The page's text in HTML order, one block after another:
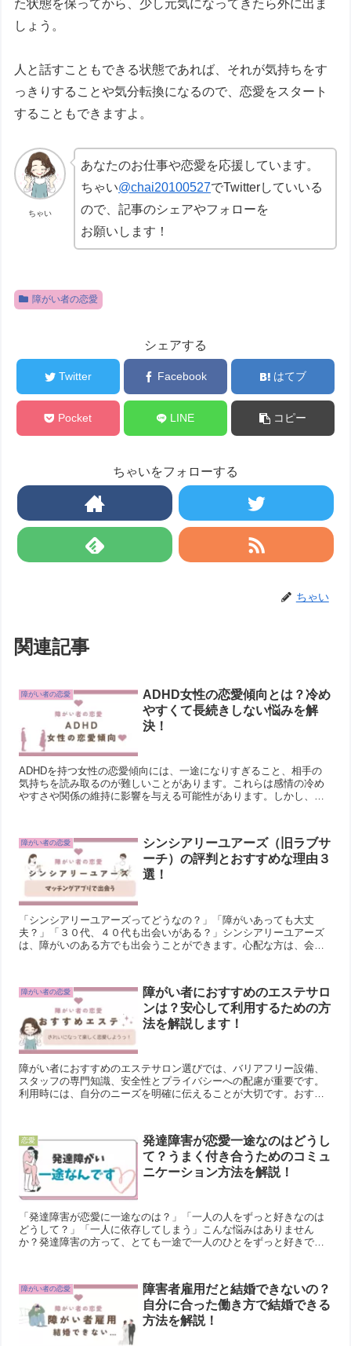
た状態を保ってから、少し元気になってきたら外に出ま
しょう。
人と話すこともできる状態であれば、それが気持ちをす
っきりすることや気分転換になるので、恋愛をスタート
することもできますよ。
ちゃい
あなたのお仕事や恋愛を応援しています。
ちゃい@chai20100527でTwitterしていいる
ので、記事のシェアやフォローを
お願いします！
障がい者の恋愛
シェアする
Twitter Facebook はてブ
Pocket LINE コピー
ちゃいをフォローする
ちゃい
関連記事
障がい者の恋愛
ADHD女性の恋愛傾向とは？冷め
やすくて長続きしない悩みを解
決！
ADHDを持つ女性の恋愛傾向には、一途になりすぎること、相手の
気持ちを読み取るのが難しいことがあります。これらは感情の冷め
やすさや関係の維持に影響を与える可能性があります。しかし、長
を心がけることで、ADHD女性も充実した恋愛関係を築くことが可
能です。
障がい者の恋愛
シンシアリーユアーズ（旧ラブサ
ーチ）の評判とおすすめな理由３
選！
「シンシアリーユアーズってどうなの？」「障がいあっても大丈
夫？」「３０代、４０代も出会いがある？」シンシアリーユアーズ
は、障がいのある方でも出会うことができます。心配な方は、会員
障がい者の恋愛
障がい者におすすめのエステサロ
ンは？安心して利用するための方
法を解説します！
障がい者におすすめのエステサロン選びでは、バリアフリー設備、
スタッフの専門知識、安全性とプライバシーへの配慮が重要です。
利用時には、自分のニーズを明確に伝えることが大切です。おすす
す。これらのサロンは、障がい者に優しい設計やサービスを提供し
ています。
恋愛
発達障害が恋愛一途なのはどうし
て？うまく付き合うためのコミュ
ニケーション方法を解説！
「発達障害が恋愛に一途なのは？」「一人の人をずっと好きなのは
どうして？」「一人に依存してしまう」こんな悩みはありません
か？発達障害の方って、とても一途で一人のひとをずっと好きでい
障がい者の恋愛
障害者雇用だと結婚できないの？
自分に合った働き方で結婚できる
方法を解説！